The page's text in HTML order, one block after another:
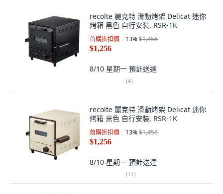
recolte 麗克特 滑動烤架 Delicat 迷你
烤箱 黑色 自行安裝, RSR-1K
首購折扣價 13%$1,456
$1,256
8/10 星期一 預計送達
(4)
recolte 麗克特 滑動烤架 Delicat 迷你
烤箱 米色 自行安裝, RSR-1K
首購折扣價 13%$1,456
$1,256
8/10 星期一 預計送達
(11)